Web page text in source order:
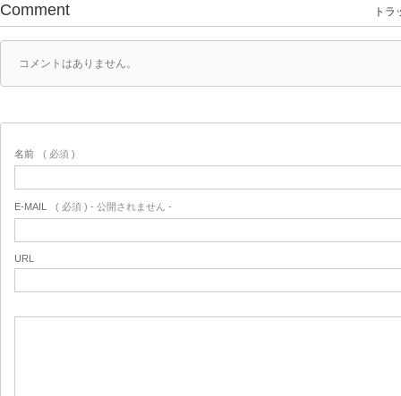
Comment トラ
コメントはありません。
名前 ( 必須 )
E-MAIL ( 必須 ) - 公開されません -
URL